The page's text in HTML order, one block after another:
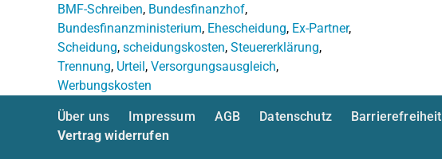
BMF-Schreiben, Bundesfinanzhof,
Bundesfinanzministerium, Ehescheidung, Ex-Partner,
Scheidung, scheidungskosten, Steuererklärung,
Trennung, Urteil, Versorgungsausgleich,
Werbungskosten
Über uns Impressum AGB Datenschutz Barrierefreiheit
Vertrag widerrufen